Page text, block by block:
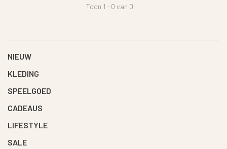
Toon 1 - 0 van 0
NIEUW
KLEDING
SPEELGOED
CADEAUS
LIFESTYLE
SALE